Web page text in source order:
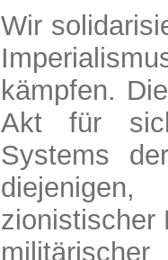
Wir
kämpfen.
Akt für
Systems
zionistischer